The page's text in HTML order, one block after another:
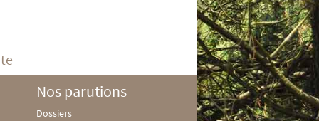
Nos parutions
Dossiers